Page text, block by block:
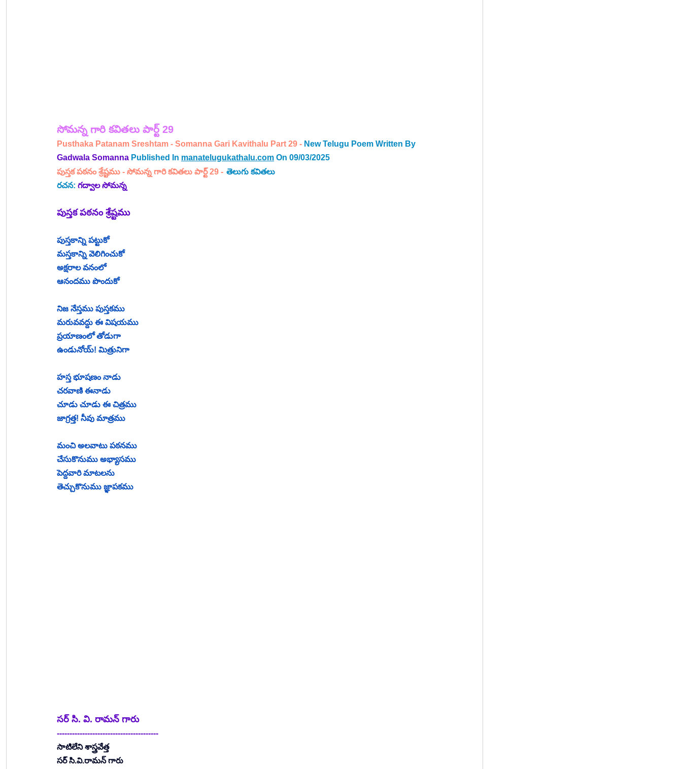
సోమన్న గారి కవితలు పార్ట్ 29
Pusthaka Patanam Sreshtam - Somanna Gari Kavithalu Part 29 - New Telugu Poem Written By
Gadwala Somanna Published In manatelugukathalu.com On 09/03/2025
పుస్తక పఠనం శ్రేష్టము - సోమన్న గారి కవితలు పార్ట్ 29 - తెలుగు కవితలు
రచన: గద్వాల సోమన్న
పుస్తక పఠనం శ్రేష్టము
పుస్తకాన్ని పట్టుకో
మస్తకాన్ని వెలిగించుకో
అక్షరాల వనంలో
ఆనందము పొందుకో
నిజ నేస్తము పుస్తకము
మరువవద్దు ఈ విషయము
ప్రయాణంలో తోడుగా
ఉండునోయ్! మిత్రునిగా
హస్త భూషణం నాడు
చరవాణి ఈనాడు
చూడు చూడు ఈ చిత్రము
జాగ్రత్త! నీవు మాత్రము
మంచి అలవాటు పఠనము
చేసుకొనుము అభ్యాసము
పెద్దవారి మాటలను
తెచ్చుకొనుము జ్ఞాపకము
సర్ సి. వి. రామన్ గారు
----------------------------------------
సాటిలేని శాస్త్రవేత్త
సర్ సి.వి.రామన్ గారు